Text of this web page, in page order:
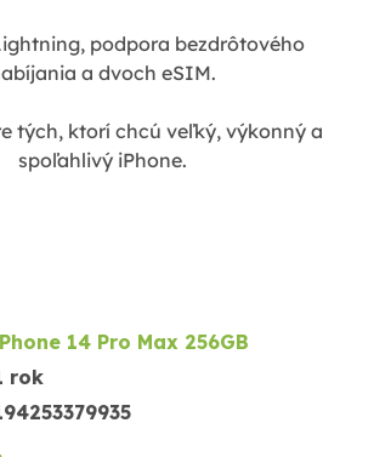
podpora bezdrôtového
a dvoch eSIM.
tých, ktorí chcú veľký, výkonný a
spoľahlivý iPhone.
14 Pro Max 256GB
rok